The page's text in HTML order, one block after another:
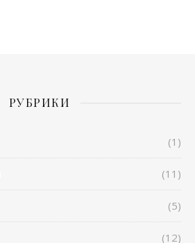
РУБРИКИ
(1)
(11)
(5)
(12)